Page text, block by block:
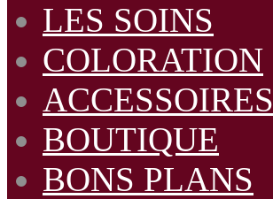
LES SOINS
COLORATION
ACCESSOIRES
BOUTIQUE
BONS PLANS